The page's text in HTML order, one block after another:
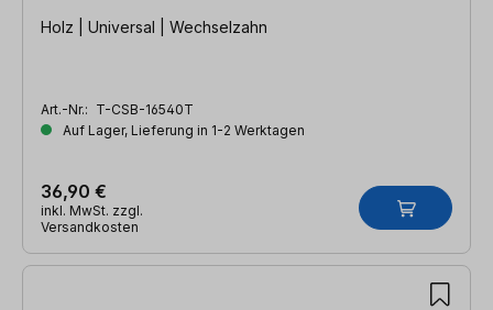
Holz | Universal | Wechselzahn
Art.-Nr.: T-CSB-16540T
Auf Lager, Lieferung in 1-2 Werktagen
36,90 €
inkl. MwSt. zzgl.
Versandkosten